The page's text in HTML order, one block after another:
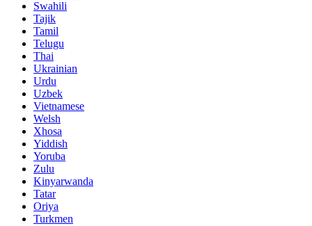
Swahili
Tajik
Tamil
Telugu
Thai
Ukrainian
Urdu
Uzbek
Vietnamese
Welsh
Xhosa
Yiddish
Yoruba
Zulu
Kinyarwanda
Tatar
Oriya
Turkmen